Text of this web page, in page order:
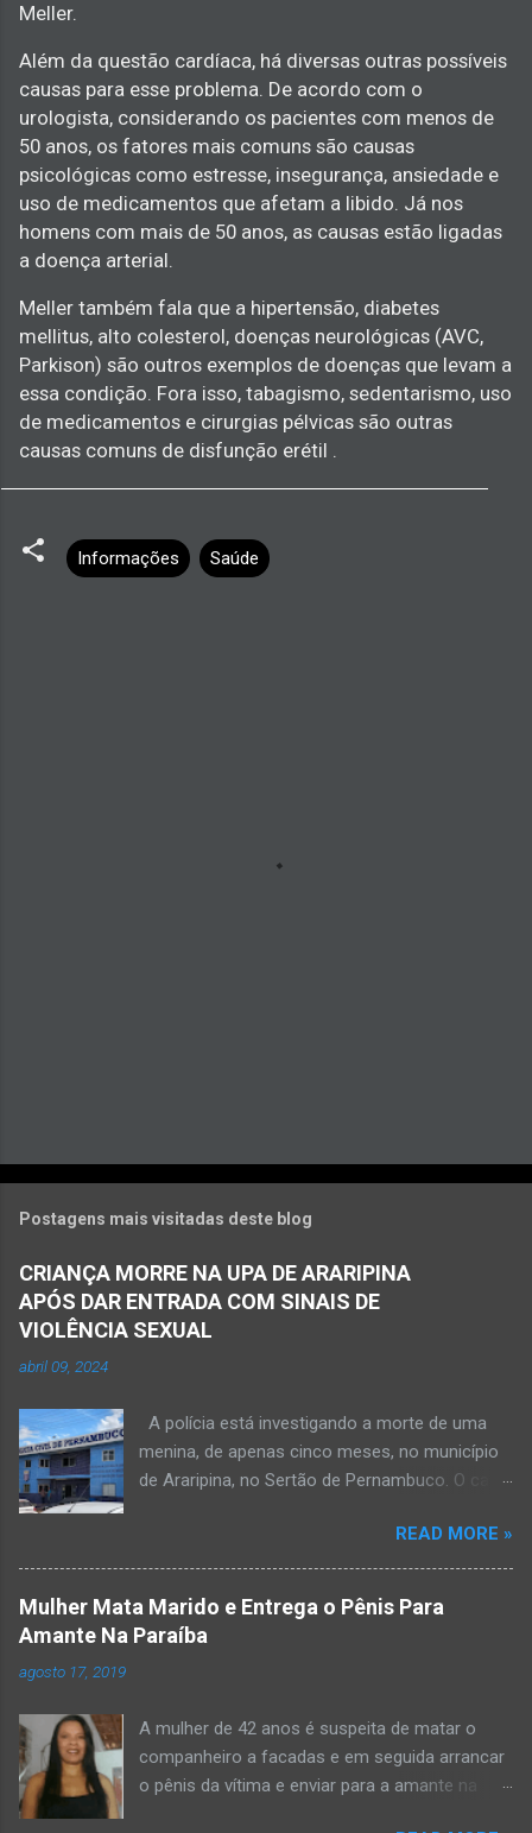
Meller.
Além da questão cardíaca, há diversas outras possíveis
causas para esse problema. De acordo com o
urologista, considerando os pacientes com menos de
50 anos, os fatores mais comuns são causas
psicológicas como estresse, insegurança, ansiedade e
uso de medicamentos que afetam a libido. Já nos
homens com mais de 50 anos, as causas estão ligadas
a doença arterial.
Meller também fala que a hipertensão, diabetes
mellitus, alto colesterol, doenças neurológicas (AVC,
Parkison) são outros exemplos de doenças que levam a
essa condição. Fora isso, tabagismo, sedentarismo, uso
de medicamentos e cirurgias pélvicas são outras
causas comuns de disfunção erétil .
Informações Saúde
Postagens mais visitadas deste blog
CRIANÇA MORRE NA UPA DE ARARIPINA
APÓS DAR ENTRADA COM SINAIS DE
VIOLÊNCIA SEXUAL
abril 09, 2024
A polícia está investigando a morte de uma
menina, de apenas cinco meses, no município
de Araripina, no Sertão de Pernambuco. O caso
morte a esclarecer”. A PM diz que, na segunda-
feira (8), foi acionada para verificar uma
possível ocorrência de estupro de vulnerável,
na UPA da cidade, mas ao chegar ao local a
vítima estava com um quadro de desidratação
e desnutrição, além de apresentar ruptura anal
e vaginal. Os pais informaram que a criança
READ MORE »
Mulher Mata Marido e Entrega o Pênis Para
Amante Na Paraíba
agosto 17, 2019
A mulher de 42 anos é suspeita de matar o
companheiro a facadas e em seguida arrancar
o pênis da vítima e enviar para a amante na